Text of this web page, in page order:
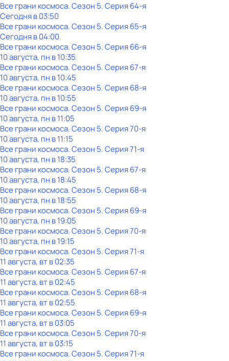
Все грани космоса. Сезон 5. Серия 64-я
Сегодня в 03:50
Все грани космоса. Сезон 5. Серия 65-я
Сегодня в 04:00
Все грани космоса. Сезон 5. Серия 66-я
10 августа, пн в 10:35
Все грани космоса. Сезон 5. Серия 67-я
10 августа, пн в 10:45
Все грани космоса. Сезон 5. Серия 68-я
10 августа, пн в 10:55
Все грани космоса. Сезон 5. Серия 69-я
10 августа, пн в 11:05
Все грани космоса. Сезон 5. Серия 70-я
10 августа, пн в 11:15
Все грани космоса. Сезон 5. Серия 71-я
10 августа, пн в 18:35
Все грани космоса. Сезон 5. Серия 67-я
10 августа, пн в 18:45
Все грани космоса. Сезон 5. Серия 68-я
10 августа, пн в 18:55
Все грани космоса. Сезон 5. Серия 69-я
10 августа, пн в 19:05
Все грани космоса. Сезон 5. Серия 70-я
10 августа, пн в 19:15
Все грани космоса. Сезон 5. Серия 71-я
11 августа, вт в 02:35
Все грани космоса. Сезон 5. Серия 67-я
11 августа, вт в 02:45
Все грани космоса. Сезон 5. Серия 68-я
11 августа, вт в 02:55
Все грани космоса. Сезон 5. Серия 69-я
11 августа, вт в 03:05
Все грани космоса. Сезон 5. Серия 70-я
11 августа, вт в 03:15
Все грани космоса. Сезон 5. Серия 71-я